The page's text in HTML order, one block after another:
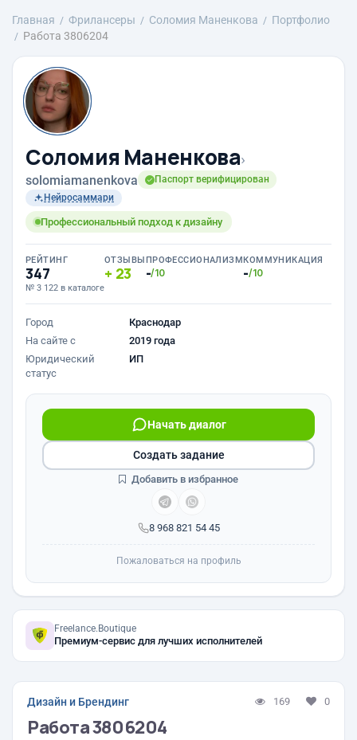
Главная Фрилансеры Соломия Маненкова
Портфолио
Работа 3806204
Соломия Маненкова›
solomiamanenkova
Паспорт верифицирован
Нейросаммари
Профессиональный подход к дизайну
РЕЙТИНГ
347
№ 3 122 в каталоге
ОТЗЫВЫ
23
ПРОФЕССИОНАЛИЗМ
-/10
КОММУНИКАЦИЯ
-/10
Город
Краснодар
На сайте с
2019 года
Юридический
статус
ИП
8 968 821 54 45
Начать диалог
Создать задание
Добавить в избранное
Пожаловаться на профиль
Freelance.Boutique
Премиум-сервис для лучших исполнителей
Дизайн и Брендинг 169 0
Работа 3806204